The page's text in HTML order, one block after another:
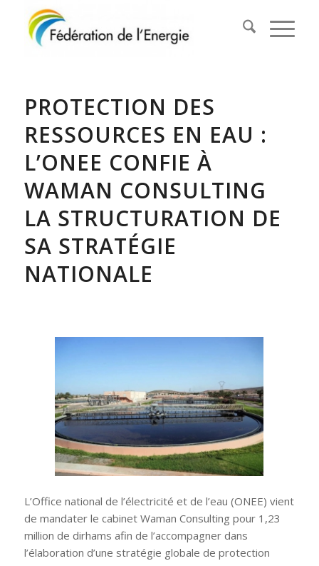
PROTECTION DES
RESSOURCES EN EAU :
L’ONEE CONFIE À
WAMAN CONSULTING
LA STRUCTURATION DE
SA STRATÉGIE
NATIONALE
L’Office national de l’électricité et de l’eau (ONEE) vient
de mandater le cabinet Waman Consulting pour 1,23
million de dirhams afin de l’accompagner dans
l’élaboration d’une stratégie globale de protection